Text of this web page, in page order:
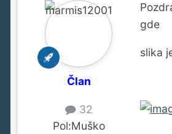
Član
32
Pol:Muško
gde
slika